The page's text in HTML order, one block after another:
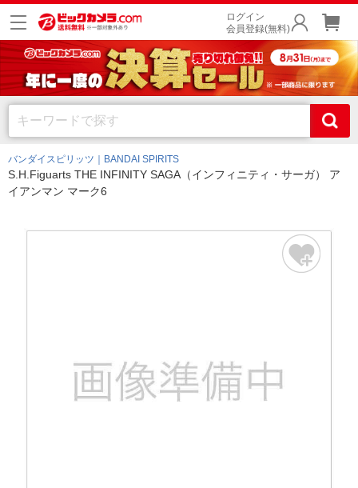
ログイン
会員登録(無料)
バンダイスピリッツ｜BANDAI SPIRITS
S.H.Figuarts THE INFINITY SAGA（インフィニティ・サーガ） ア
イアンマン マーク6